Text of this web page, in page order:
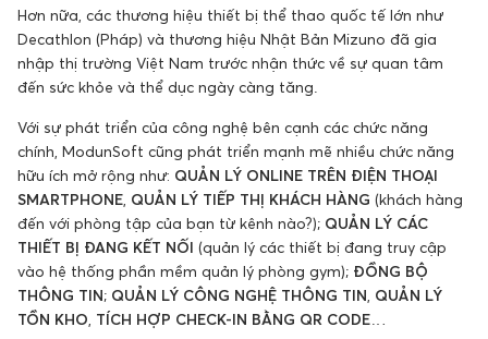
Hơn nữa, các thương hiệu thiết bị thể thao quốc tế lớn như
Decathlon (Pháp) và thương hiệu Nhật Bản Mizuno đã gia
nhập thị trường Việt Nam trước nhận thức về sự quan tâm
đến sức khỏe và thể dục ngày càng tăng.
Với sự phát triển của công nghệ bên cạnh các chức năng
chính, ModunSoft cũng phát triển mạnh mẽ nhiều chức năng
hữu ích mở rộng như: QUẢN LÝ ONLINE TRÊN ĐIỆN THOẠI
SMARTPHONE, QUẢN LÝ TIẾP THỊ KHÁCH HÀNG (khách hàng
đến với phòng tập của bạn từ kênh nào?); QUẢN LÝ CÁC
THIẾT BỊ ĐANG KẾT NỐI (quản lý các thiết bị đang truy cập
vào hệ thống phần mềm quản lý phòng gym); ĐỒNG BỘ
THÔNG TIN; QUẢN LÝ CÔNG NGHỆ THÔNG TIN, QUẢN LÝ
TỒN KHO, TÍCH HỢP CHECK-IN BẰNG QR CODE…